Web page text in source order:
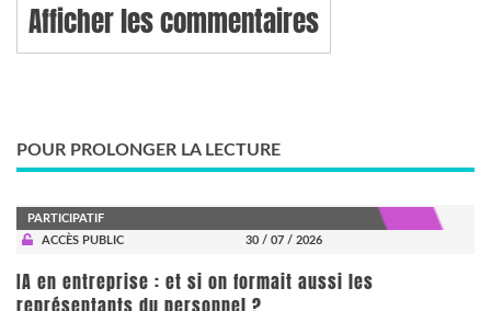
Afficher les commentaires
POUR PROLONGER LA LECTURE
PARTICIPATIF
ACCÈS PUBLIC
30 / 07 / 2026
IA en entreprise : et si on formait aussi les
représentants du personnel ?